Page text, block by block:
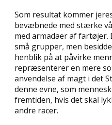
Som resultat kommer
bevæbnede med stærke
med armadaer af
små grupper, men
henblik på at påvirke
repræsenterer en mere
anvendelse af magt i det
denne evne, som
fremtiden, hvis det skal
andre racer.